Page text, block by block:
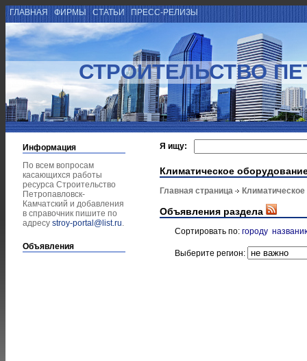
ГЛАВНАЯ ФИРМЫ СТАТЬИ ПРЕСС-РЕЛИЗЫ
СТРОИТЕЛЬСТВО
Информация
По всем вопросам
касающихся работы
ресурса Строительство
Петропавловск-
Камчатский и добавления
в справочник пишите по
адресу stroy-portal@list.ru.
Объявления
Я ищу:
Климатическое
Главная страница
Объявления раздела
Сортировать по: городу
Выберите регион: